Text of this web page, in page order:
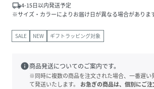
local_shipping4-15日以内発送予定
※サイズ・カラーによりお届け日が異なる場合があります
SALE NEW ギフトラッピング対象
info商品発送についてのご案内です。
※同時に複数の商品を注文された場合、一番遅い
て発送いたします。
お急ぎの商品は、個別にご注